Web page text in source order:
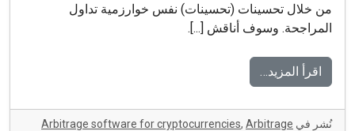
من خلال تحسينات (تحسينات) نفس خوارزمية تداول
المراجحة. وسوف أناقش [...].
اقرأ المزيد…
نُشر في Arbitrage software for cryptocurrencies, Arbitrage